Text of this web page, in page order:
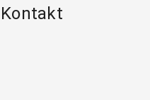
Kontakt